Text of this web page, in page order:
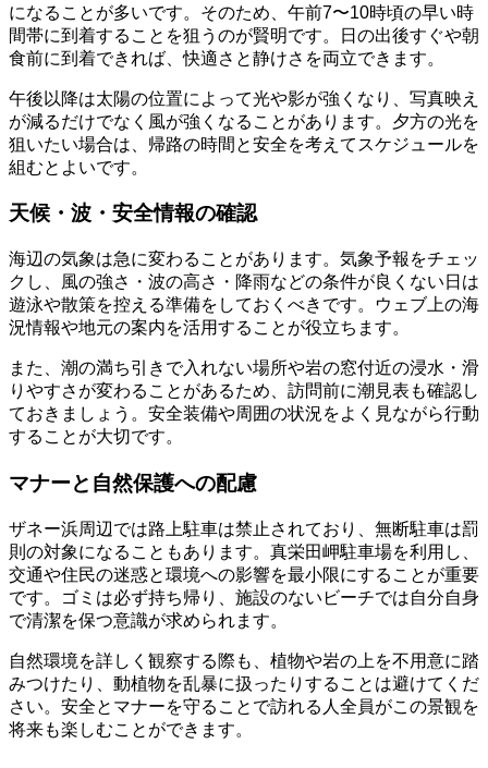
になることが多いです。そのため、午前7〜10時頃の早い時
間帯に到着することを狙うのが賢明です。日の出後すぐや朝
食前に到着できれば、快適さと静けさを両立できます。
午後以降は太陽の位置によって光や影が強くなり、写真映え
が減るだけでなく風が強くなることがあります。夕方の光を
狙いたい場合は、帰路の時間と安全を考えてスケジュールを
組むとよいです。
天候・波・安全情報の確認
海辺の気象は急に変わることがあります。気象予報をチェッ
クし、風の強さ・波の高さ・降雨などの条件が良くない日は
遊泳や散策を控える準備をしておくべきです。ウェブ上の海
況情報や地元の案内を活用することが役立ちます。
また、潮の満ち引きで入れない場所や岩の窓付近の浸水・滑
りやすさが変わることがあるため、訪問前に潮見表も確認し
ておきましょう。安全装備や周囲の状況をよく見ながら行動
することが大切です。
マナーと自然保護への配慮
ザネー浜周辺では路上駐車は禁止されており、無断駐車は罰
則の対象になることもあります。真栄田岬駐車場を利用し、
交通や住民の迷惑と環境への影響を最小限にすることが重要
です。ゴミは必ず持ち帰り、施設のないビーチでは自分自身
で清潔を保つ意識が求められます。
自然環境を詳しく観察する際も、植物や岩の上を不用意に踏
みつけたり、動植物を乱暴に扱ったりすることは避けてくだ
さい。安全とマナーを守ることで訪れる人全員がこの景観を
将来も楽しむことができます。